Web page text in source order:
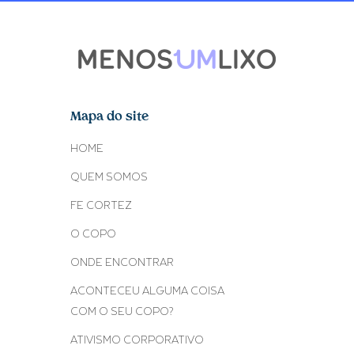
Mapa do site
HOME
QUEM SOMOS
FE CORTEZ
O COPO
ONDE ENCONTRAR
ACONTECEU ALGUMA COISA
COM O SEU COPO?
ATIVISMO CORPORATIVO